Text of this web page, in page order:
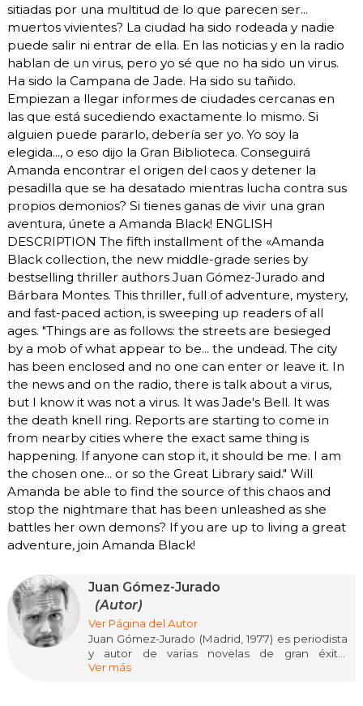
sitiadas por una multitud de lo que parecen ser...
muertos vivientes? La ciudad ha sido rodeada y nadie
puede salir ni entrar de ella. En las noticias y en la radio
hablan de un virus, pero yo sé que no ha sido un virus.
Ha sido la Campana de Jade. Ha sido su tañido.
Empiezan a llegar informes de ciudades cercanas en
las que está sucediendo exactamente lo mismo. Si
alguien puede pararlo, debería ser yo. Yo soy la
elegida..., o eso dijo la Gran Biblioteca. Conseguirá
Amanda encontrar el origen del caos y detener la
pesadilla que se ha desatado mientras lucha contra sus
propios demonios? Si tienes ganas de vivir una gran
aventura, únete a Amanda Black! ENGLISH
DESCRIPTION The fifth installment of the «Amanda
Black collection, the new middle-grade series by
bestselling thriller authors Juan Gómez-Jurado and
Bárbara Montes. This thriller, full of adventure, mystery,
and fast-paced action, is sweeping up readers of all
ages. "Things are as follows: the streets are besieged
by a mob of what appear to be... the undead. The city
has been enclosed and no one can enter or leave it. In
the news and on the radio, there is talk about a virus,
but I know it was not a virus. It was Jade's Bell. It was
the death knell ring. Reports are starting to come in
from nearby cities where the exact same thing is
happening. If anyone can stop it, it should be me. I am
the chosen one... or so the Great Library said." Will
Amanda be able to find the source of this chaos and
stop the nightmare that has been unleashed as she
battles her own demons? If you are up to living a great
adventure, join Amanda Black!
Juan Gómez-Jurado
(Autor)
Ver Página del Autor
Juan Gómez-Jurado (Madrid, 1977) es periodista
y autor de varias novelas de gran éxito,
traducidas a cuarenta lenguas. Las novelas
Ver más